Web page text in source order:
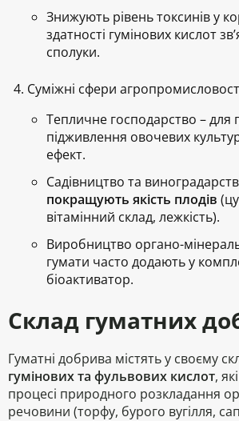
Знижують рівень токсинів у
здатності гумінових кислот
сполуки.
Суміжні сфери
Тепличне господарство – для
підживлення овочевих
ефект.
Садівництво та
покращують якість плодів
вітамінний склад, лежкість).
Виробництво органо-
гумати часто додають у
біоактиватор.
Склад гуматних
Гуматні добрива містять у своєму
гумінових та фульвових кислот,
процесі природного розкладання
речовини (торфу, бурого вугілля,